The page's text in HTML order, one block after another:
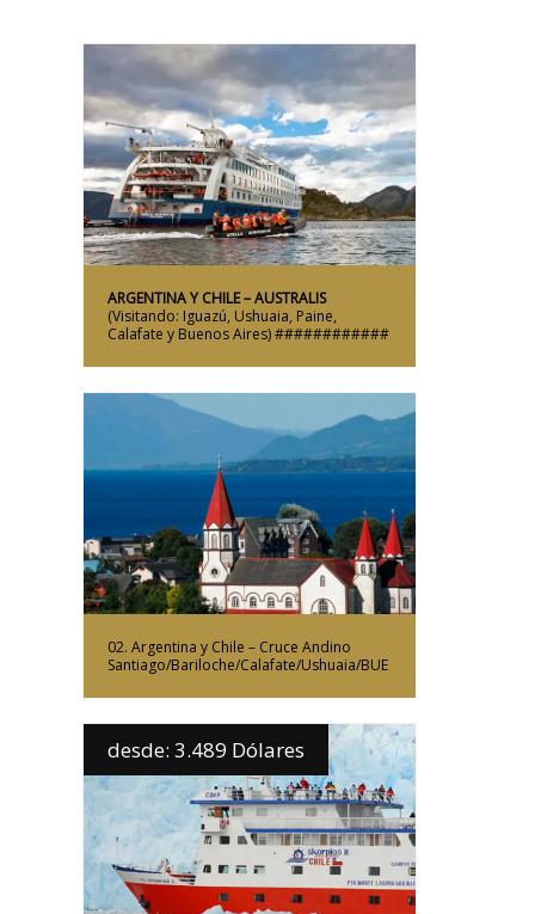
Más Información
ARGENTINA Y CHILE – AUSTRALIS
(Visitando: Iguazú, Ushuaia, Paine,
Calafate y Buenos Aires)############
Más Información
02. Argentina y Chile – Cruce Andino
Santiago/Bariloche/Calafate/Ushuaia/BUE
desde: 3.489 Dólares
Más Información